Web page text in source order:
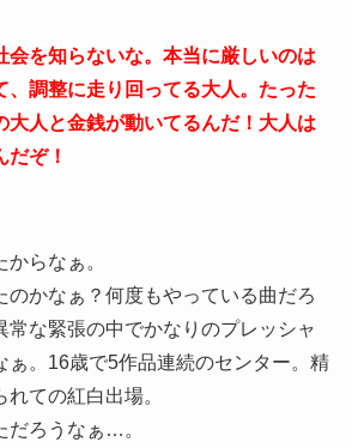
会を知らないな。本当に厳しいのは
、調整に走り回ってる大人。たった
大人と金銭が動いてるんだ！大人は
ぞ！
らなぁ。
のかなぁ？何度もやっている曲だろ
常な緊張の中でかなりのプレッシャ
ぁ。16歳で5作品連続のセンター。精
ての紅白出場。
だろうなぁ…。